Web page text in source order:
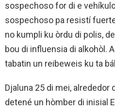
sospechoso for di e
sospechoso pa resistí
no kumpli ku òrdu di polis,
bou di influensia di alkohòl.
tabatin un reibeweis ku ta
Djaluna 25 di mei, alrededor
detené un hòmber di inisial